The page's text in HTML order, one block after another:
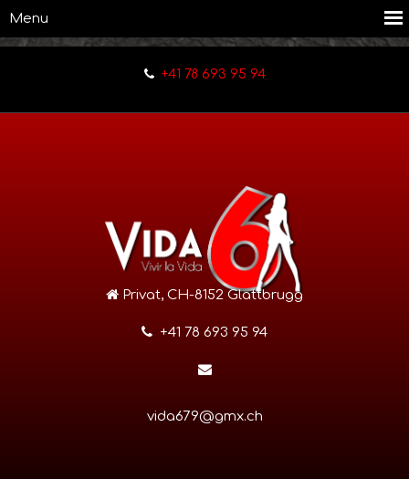
+41 78 693 95 94
Privat, CH-8152 Glattbrugg
+41 78 693 95 94
vida679@gmx.ch